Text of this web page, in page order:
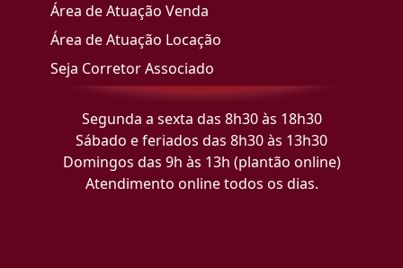
Área de Atuação Venda
Área de Atuação Locação
Seja Corretor Associado
Segunda a sexta das 8h30 às 18h30
Sábado e feriados das 8h30 às 13h30
Domingos das 9h às 13h (plantão online)
Atendimento online todos os dias.